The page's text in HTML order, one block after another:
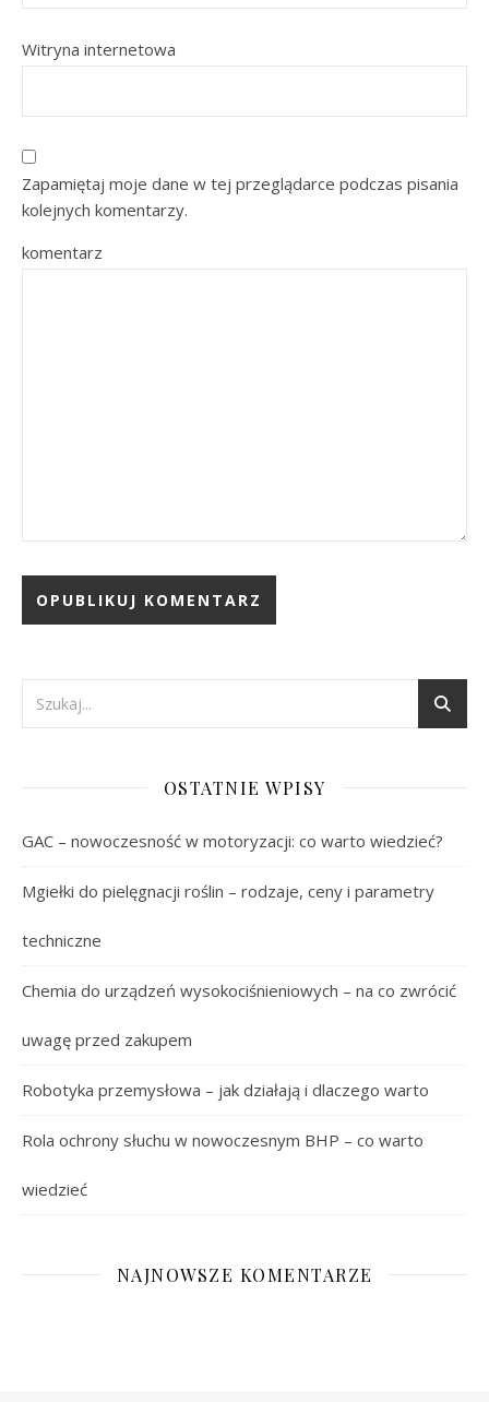
Witryna internetowa
Zapamiętaj moje dane w tej przeglądarce podczas pisania
kolejnych komentarzy.
komentarz
OSTATNIE WPISY
GAC – nowoczesność w motoryzacji: co warto wiedzieć?
Mgiełki do pielęgnacji roślin – rodzaje, ceny i parametry
techniczne
Chemia do urządzeń wysokociśnieniowych – na co zwrócić
uwagę przed zakupem
Robotyka przemysłowa – jak działają i dlaczego warto
Rola ochrony słuchu w nowoczesnym BHP – co warto
wiedzieć
NAJNOWSZE KOMENTARZE